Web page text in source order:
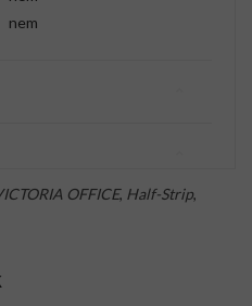
nem
OFFICE, Half-Strip,